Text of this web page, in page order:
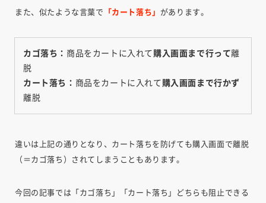
また、似たような言葉で 「カート落ち」 があります。
カゴ落ち： 商品をカートに入れて購入画面まで行って離
脱
カート落ち： 商品をカートに入れて購入画面まで行かず
離脱
違いは上記の通りとなり、カート落ちを防げても購入画面で離脱
（＝カゴ落ち）されてしまうこともあります。
今回の記事では「カゴ落ち」「カート落ち」どちらも阻止できる